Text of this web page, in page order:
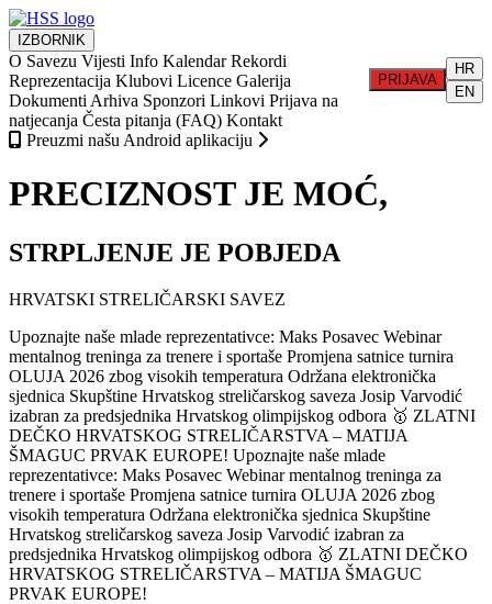
IZBORNIK
O Savezu Vijesti Info Kalendar Rekordi
Reprezentacija Klubovi Licence Galerija
Dokumenti Arhiva Sponzori Linkovi Prijava na
natjecanja Česta pitanja (FAQ) Kontakt
PRIJAVA
HR
EN
Preuzmi našu Android aplikaciju
PRECIZNOST JE MOĆ,
STRPLJENJE JE POBJEDA
HRVATSKI STRELIČARSKI SAVEZ
Upoznajte naše mlade reprezentativce: Maks Posavec Webinar
mentalnog treninga za trenere i sportaše Promjena satnice turnira
OLUJA 2026 zbog visokih temperatura Održana elektronička
sjednica Skupštine Hrvatskog streličarskog saveza Josip Varvodić
izabran za predsjednika Hrvatskog olimpijskog odbora 🥇 ZLATNI
DEČKO HRVATSKOG STRELIČARSTVA – MATIJA
ŠMAGUC PRVAK EUROPE! Upoznajte naše mlade
reprezentativce: Maks Posavec Webinar mentalnog treninga za
trenere i sportaše Promjena satnice turnira OLUJA 2026 zbog
visokih temperatura Održana elektronička sjednica Skupštine
Hrvatskog streličarskog saveza Josip Varvodić izabran za
predsjednika Hrvatskog olimpijskog odbora 🥇 ZLATNI DEČKO
HRVATSKOG STRELIČARSTVA – MATIJA ŠMAGUC
PRVAK EUROPE!